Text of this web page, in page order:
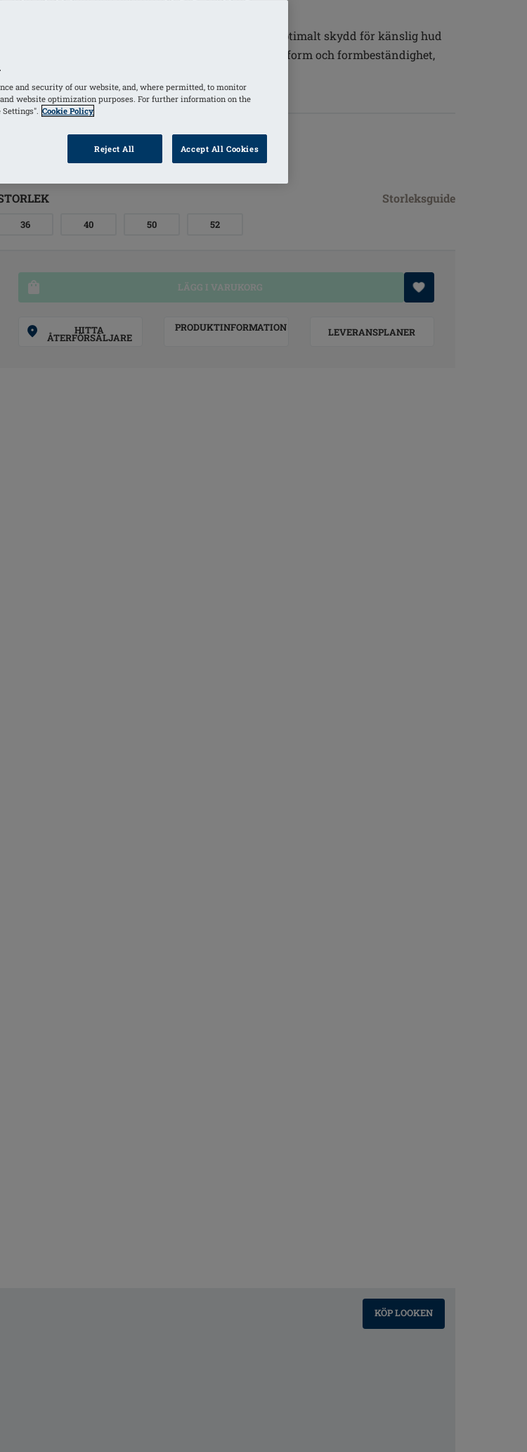
Material med utmärkt UV-skydd 50+ säkerställer optimalt skydd för känslig hud
och ärr och LYCRA® XTRA LIFE™ ger långvarig passform och formbeständighet,
Mer täckande
(Vald)
Storleksguide
36 40 50 52
LÄGG I VARUKORG
HITTA
ÅTERFÖRSÄLJARE
PRODUKTINFORMATION LEVERANSPLANER
KÖP LOOKEN
and security of our website, and, where permitted, to monitor
website optimization purposes. For further information on the
Settings". Cookie Policy
Reject All Accept All Cookies